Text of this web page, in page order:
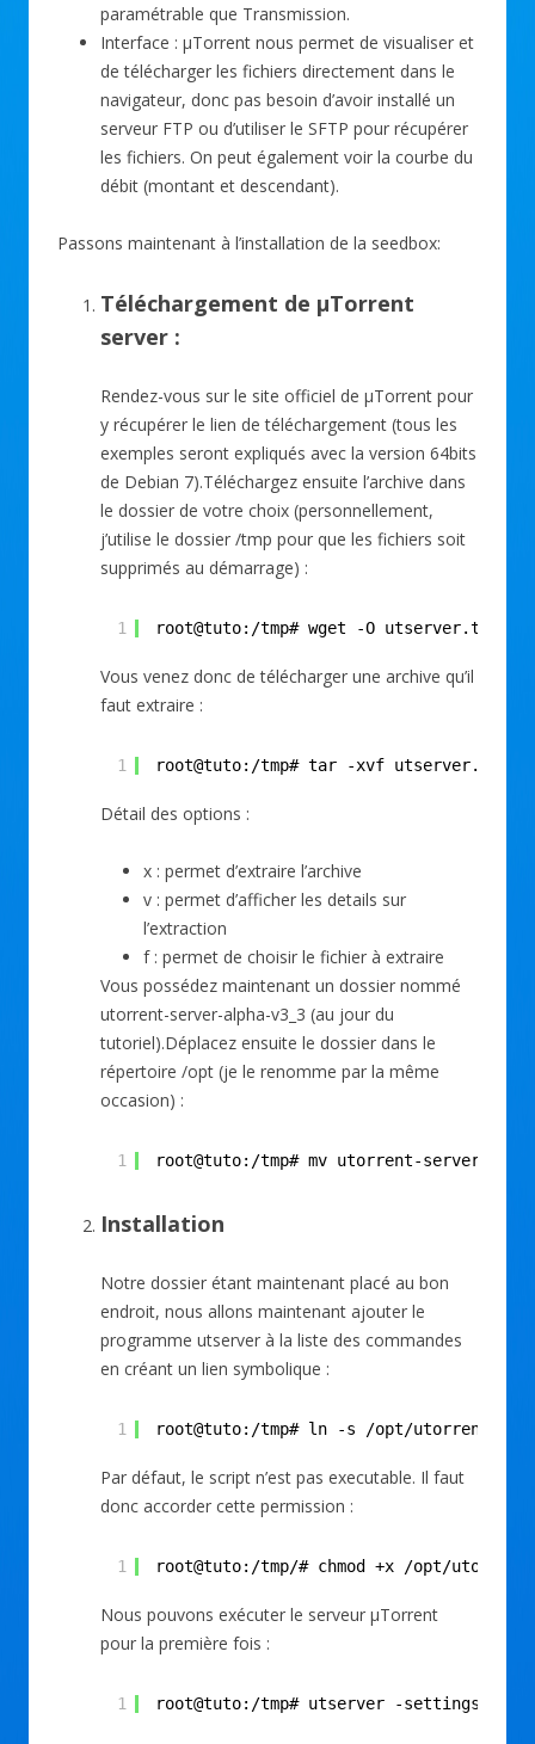
paramétrable que Transmission.
Interface : µTorrent nous permet de visualiser et
de télécharger les fichiers directement dans le
navigateur, donc pas besoin d’avoir installé un
serveur FTP ou d’utiliser le SFTP pour récupérer
les fichiers. On peut également voir la courbe du
débit (montant et descendant).
Passons maintenant à l’installation de la seedbox:
Téléchargement de µTorrent
server :
Rendez-vous sur le site officiel de µTorrent pour
y récupérer le lien de téléchargement (tous les
exemples seront expliqués avec la version 64bits
de Debian 7).Téléchargez ensuite l’archive dans
le dossier de votre choix (personnellement,
j’utilise le dossier /tmp pour que les fichiers soit
supprimés au démarrage) :
1 root@tuto:/tmp# wget -O
Vous venez donc de télécharger une archive qu’il
faut extraire :
1 root@tuto:/tmp# tar -xvf
Détail des options :
x : permet d’extraire l’archive
v : permet d’afficher les details sur
l’extraction
f : permet de choisir le fichier à extraire
Vous possédez maintenant un dossier nommé
utorrent-server-alpha-v3_3 (au jour du
tutoriel).Déplacez ensuite le dossier dans le
répertoire /opt (je le renomme par la même
occasion) :
1 root@tuto:/tmp# mv utorrent-server-
Installation
Notre dossier étant maintenant placé au bon
endroit, nous allons maintenant ajouter le
programme utserver à la liste des commandes
en créant un lien symbolique :
1 root@tuto:/tmp# ln -s /opt/utorrent/
Par défaut, le script n’est pas executable. Il faut
donc accorder cette permission :
1 root@tuto:/tmp/# chmod +x /opt/
Nous pouvons exécuter le serveur µTorrent
pour la première fois :
1 root@tuto:/tmp# utserver -